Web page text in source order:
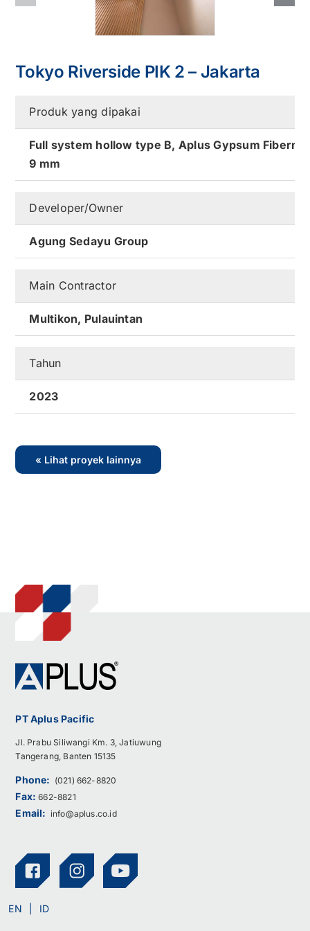
Karir
Tokyo Riverside PIK 2 – Jakarta
Produk yang dipakai
Full system hollow type B, Aplus Gypsum
9 mm
Developer/Owner
Agung Sedayu Group
Main Contractor
Multikon, Pulauintan
Tahun
2023
« Lihat proyek lainnya
PT Aplus Pacific
Jl. Prabu Siliwangi Km. 3, Jatiuwung
Tangerang, Banten 15135
Phone: (021) 662-8820
Fax:662-8821
Email: info@aplus.co.id
EN ID